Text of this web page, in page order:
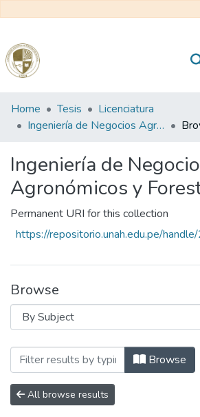
Communities
&
All of DSpace
Reglamento
Manuales
Home Tesis
Licenciatura
Ingeniería de Negocios Agronómicos y Forestales
Ingeniería de
Agronómicos y
Permanent URI for this collection
https://repositorio.unah.edu.pe/
Browse
Browsing Ingeniería de
Browse
All browse results